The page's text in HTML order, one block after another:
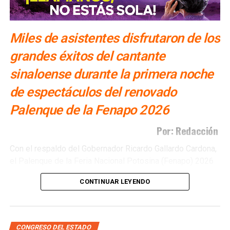
Miles de asistentes disfrutaron de los
grandes éxitos del cantante
sinaloense durante la primera noche
de espectáculos del renovado
Palenque de la Fenapo 2026
Por: Redacción
Con el respaldo del Gobernador Ricardo Gallardo Cardona,
inició sus presentaciones con una noche llena de música y
emociones, en la que miles de seguidores disfrutaron de
renovado recinto, donde interpretó los temas que han
CONTINUAR LEYENDO
CONGRESO DEL ESTADO